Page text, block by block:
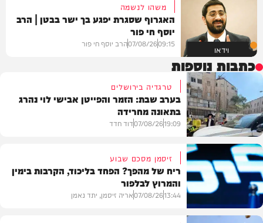
וידאו
משהו לנשמה
האגרוף שסגרת יפגע בך ישר בבטן | הרב
יוסף חי פור
09:15
07/08/26הרב יוסף חי פור
כתבות נוספות
בארץ
טרגדיה בירושלים
בערב שבת: הזמר והפייטן אבישי לוי נהרג
בתאונה מחרידה
19:09
07/08/26דוד חדד
זיסמן מסכם שבוע
ריח של מהפך? הפחד בליכוד, הקרבות בימין
והמרוץ לבלפור
13:44
07/08/26אריה זיסמן, יתד נאמן